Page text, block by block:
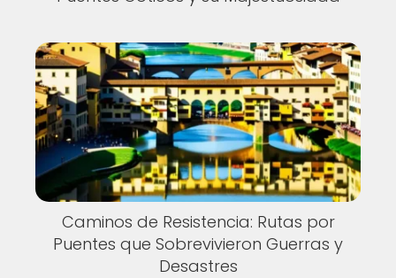
Caminos de Resistencia: Rutas por
Puentes que Sobrevivieron Guerras y
Desastres